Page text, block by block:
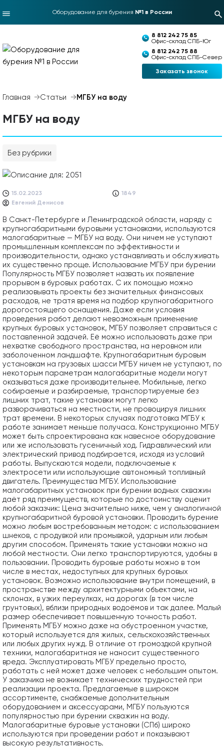
Оборудование для бурения №1 в России
8 812 242 75 85
Офис-склад СПБ-Юг
8 812 242 75 88
Офис-склад СПБ-Север
Заказать звонок
Главная Статьи МГБУ на воду
МГБУ на воду
Без рубрики
15.02.2023
1849
Евгений Денисов
В Санкт-Петербурге и Ленинградской области, наряду с
крупногабаритными буровыми установками, используются
малогабаритные — МГБУ на воду. Они ничем не уступают
промышленным комплексам по эффективности и
производительности, однако устанавливать и обслуживать
их существенно проще. Использование МГБУ при бурении
Популярность МГБУ позволяет назвать их появление
прорывом в буровых работах. С их помощью можно
реализовывать проекты без значительных финансовых
расходов, не тратя время на подбор крупногабаритного
дорогостоящего оснащения. Даже если условия
проведения работ делают невозможным применение
крупных буровых установок, МГБУ позволяет справиться с
поставленной задачей. Её можно использовать даже при
нехватке свободного пространства, на неровном или
заболоченном ландшафте. Крупногабаритным буровым
установкам на грузовых шасси МГБУ ничем не уступают, по
некоторым параметрам малогабаритные модели могут
оказываться даже производительнее. Мобильные, легко
собираемые и разбираемые, транспортируемые без
лишних трат, такие установки могут легко
разворачиваться на местности, не провоцируя лишних
трат времени. В некоторых случаях подготовка МГБУ к
работе занимает меньше получаса. Конструкционно МГБУ
может быть спроектирована как навесное оборудование
или же использовать гусеничный ход. Гидравлический или
электрический привод подбирается, исходя из условий
работы. Выпускаются модели, подключаемые к
электросети или использующие автономный топливный
двигатель. Преимущества МГБУ. Использование
малогабаритных установок при бурении водных скважин
даёт ряд преимуществ, которые по достоинству оценит
любой заказчик: Цена значительно ниже, чем у аналогичной
крупногабаритной буровой установки. Проводить бурение
можно любым востребованным методом: с использованием
шнеков, с продувкой или промывкой, ударным или любым
другим способом. Применять такие установки можно на
любой местности. Они легко транспортируются, удобны в
пользовании. Проводить буровые работы можно в том
числе в местах, недоступных для крупных буровых
установок. Возможно использование внутри помещений, в
пространстве между архитектурными объектами, на
склонах, в узких переулках, на дорогах (в том числе
грунтовых), вблизи природных водоёмов и так далее. Малый
размер обеспечивает повышенную точность работ.
Применять МГБУ можно даже на обустроенном участке,
который используется для жилых, сельскохозяйственных
или любых других нужд. В отличие от громоздкой крупной
техники, малогабаритная не наносит существенного
вреда. Эксплуатировать МГБУ предельно просто,
работать с ней может даже человек с небольшим опытом.
У заказчика не возникает технических трудностей при
реализации проекта. Предлагаемые в широком
ассортименте, снабжаемые дополнительным
оборудованием и аксессуарами, МГБУ пользуются
популярностью при бурении скважин на воду.
Малогабаритные буровые установки (СПб) широко
используются при проведении работ и показывают
высокую результативность.